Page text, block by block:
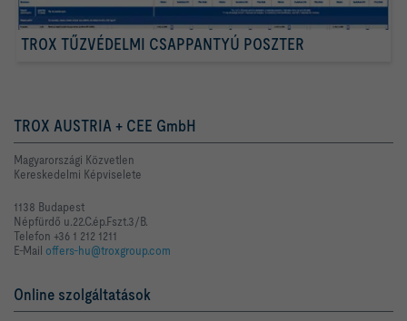
TROX TŰZVÉDELMI CSAPPANTYÚ POSZTER
TROX AUSTRIA + CEE GmbH
Magyarországi Közvetlen
Kereskedelmi Képviselete
1138 Budapest
Népfürdő u.22.C.ép.Fszt.3/B.
Telefon +36 1 212 1211
E-Mail offers-hu@troxgroup.com
Online szolgáltatások